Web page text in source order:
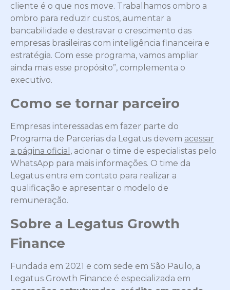
cliente é o que nos move. Trabalhamos ombro a
ombro para reduzir custos, aumentar a
bancabilidade e destravar o crescimento das
empresas brasileiras com inteligência financeira e
estratégia. Com esse programa, vamos ampliar
ainda mais esse propósito”, complementa o
executivo.
Como se tornar parceiro
Empresas interessadas em fazer parte do
Programa de Parcerias da Legatus devem acessar
a página oficial , acionar o time de especialistas pelo
WhatsApp para mais informações. O time da
Legatus entra em contato para realizar a
qualificação e apresentar o modelo de
remuneração.
Sobre a Legatus Growth
Finance
Fundada em 2021 e com sede em São Paulo, a
Legatus Growth Finance é especializada em